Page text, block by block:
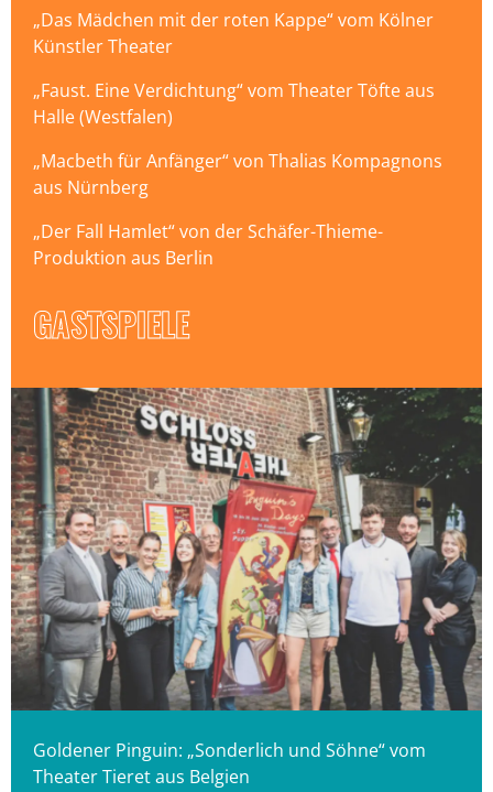
„Das Mädchen mit der roten Kappe“ vom Kölner
Künstler Theater
„Faust. Eine Verdichtung“ vom Theater Töfte aus
Halle (Westfalen)
„Macbeth für Anfänger“ von Thalias Kompagnons
aus Nürnberg
„Der Fall Hamlet“ von der Schäfer-Thieme-
Produktion aus Berlin
GASTSPIELE
Goldener Pinguin: „Sonderlich und Söhne“ vom
Theater Tieret aus Belgien